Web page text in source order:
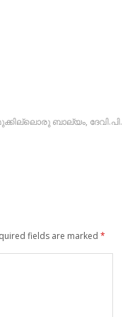
ബാല്യം, ദേവി.പി.
fields are marked *